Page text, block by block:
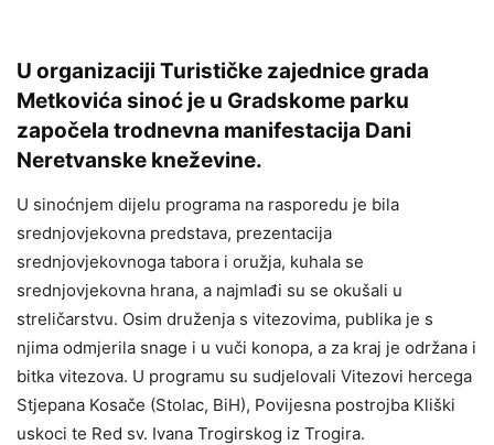
U organizaciji Turističke zajednice grada
Metkovića sinoć je u Gradskome parku
započela trodnevna manifestacija Dani
Neretvanske kneževine.
U sinoćnjem dijelu programa na rasporedu je bila
srednjovjekovna predstava, prezentacija
srednjovjekovnoga tabora i oružja, kuhala se
srednjovjekovna hrana, a najmlađi su se okušali u
streličarstvu. Osim druženja s vitezovima, publika je s
njima odmjerila snage i u vuči konopa, a za kraj je održana i
bitka vitezova. U programu su sudjelovali Vitezovi hercega
Stjepana Kosače (Stolac, BiH), Povijesna postrojba Kliški
uskoci te Red sv. Ivana Trogirskog iz Trogira.